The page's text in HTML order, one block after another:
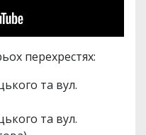
перехрестях:
та вул.
та вул.